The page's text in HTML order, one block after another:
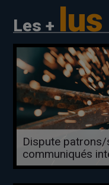
Les + lus
Dispute
communiqués